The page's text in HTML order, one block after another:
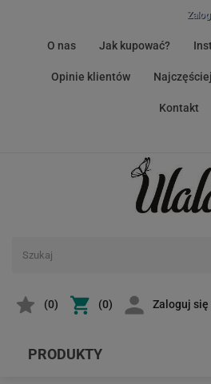
O nas Jak kupować?
Opinie klientów
Kontakt
(0) (0) Zaloguj się
PRODUKTY